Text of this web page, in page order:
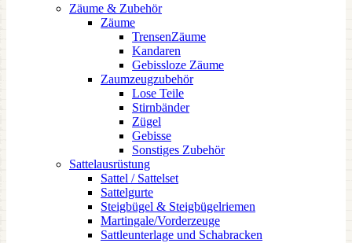
Zäume & Zubehör
Zäume
TrensenZäume
Kandaren
Gebissloze Zäume
Zaumzeugzubehör
Lose Teile
Stirnbänder
Zügel
Gebisse
Sonstiges Zubehör
Sattelausrüstung
Sattel / Sattelset
Sattelgurte
Steigbügel & Steigbügelriemen
Martingale/Vorderzeuge
Sattleunterlage und Schabracken